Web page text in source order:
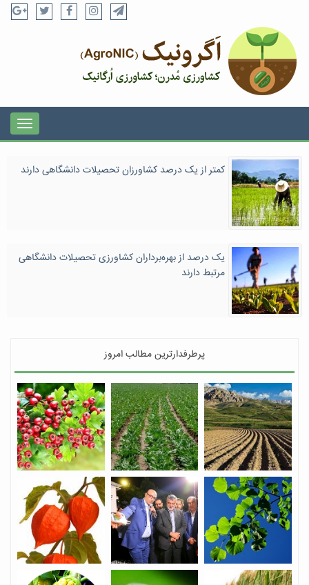
کمتر از یک درصد کشاورزان تحصیلات دانشگاهی دارند
یک درصد از بهره‌برداران کشاورزی تحصیلات دانشگاهی
مرتبط دارند
پرطرفدارترین مطالب امروز